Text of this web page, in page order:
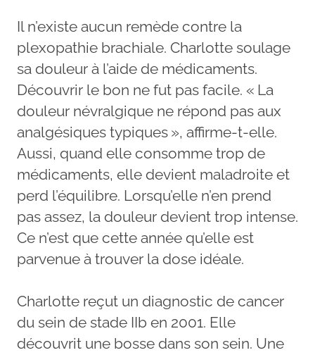
Il n’existe aucun remède contre la
plexopathie brachiale. Charlotte soulage
sa douleur à l’aide de médicaments.
Découvrir le bon ne fut pas facile. « La
douleur névralgique ne répond pas aux
analgésiques typiques », affirme-t-elle.
Aussi, quand elle consomme trop de
médicaments, elle devient maladroite et
perd l’équilibre. Lorsqu’elle n’en prend
pas assez, la douleur devient trop intense.
Ce n’est que cette année qu’elle est
parvenue à trouver la dose idéale.
Charlotte reçut un diagnostic de cancer
du sein de stade IIb en 2001. Elle
découvrit une bosse dans son sein. Une